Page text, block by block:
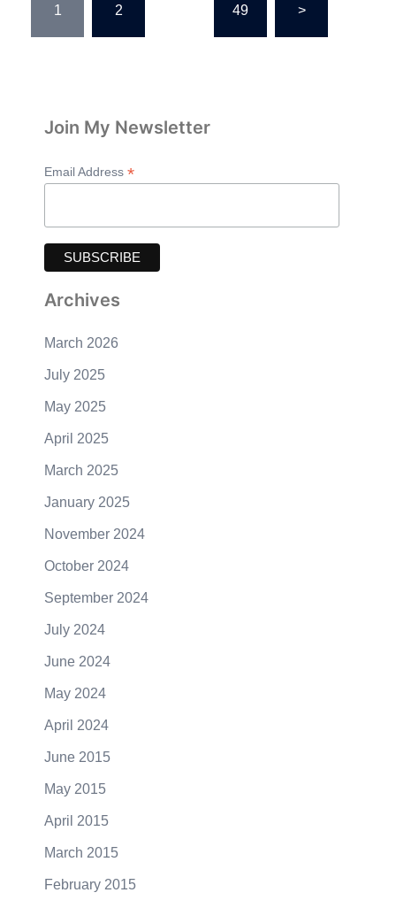
pagination
1 2 49 >
Join My Newsletter
Email Address *
Archives
March 2026
July 2025
May 2025
April 2025
March 2025
January 2025
November 2024
October 2024
September 2024
July 2024
June 2024
May 2024
April 2024
June 2015
May 2015
April 2015
March 2015
February 2015